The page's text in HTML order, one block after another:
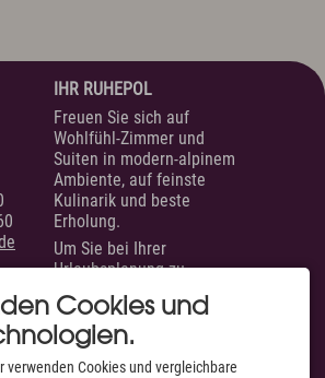
IHR RUHEPOL
Freuen Sie sich auf
Wohlfühl-Zimmer und
Suiten in modern-alpinem
Ambiente, auf feinste
Kulinarik und beste
Erholung.
Um Sie bei Ihrer
Urlaubsplanung zu
unterstützen, sind wir
täglich von 07.00 bis 22.00
Uhr für Sie erreichbar.
AUSGEZEICHNET VON
Cookies und
verwenden Cookies und vergleichbare